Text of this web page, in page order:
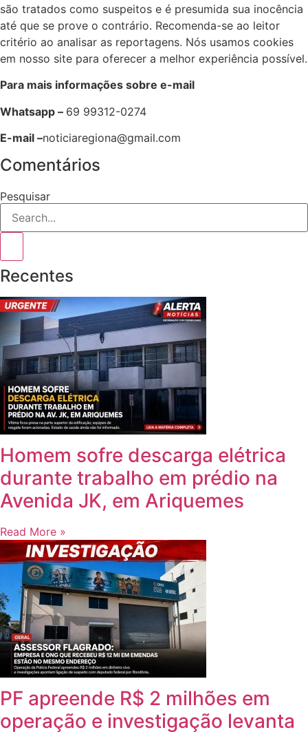
são tratados como suspeitos e é presumida sua inocência
até que se prove o contrário. Recomenda-se ao leitor
critério ao analisar as reportagens. Nós usamos cookies
em nosso site para oferecer a melhor experiência possível.
Para mais informações sobre e-mail
Whatsapp – 69 99312-0274
E-mail –noticiaregiona@gmail.com
Comentários
Pesquisar
Recentes
Homem sofre descarga elétrica
durante trabalho em prédio na
Avenida JK, em Ariquemes
Read More »
PF apreende R$ 2 milhões em
operação e investigação levanta